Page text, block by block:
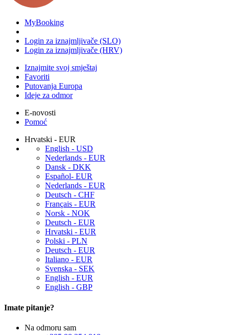
MyBooking
Login za iznajmljivače (SLO)
Login za iznajmljivače (HRV)
Iznajmite svoj smještaj
Favoriti
Putovanja Europa
Ideje za odmor
E-novosti
Pomoć
Hrvatski - EUR
English - USD
Nederlands - EUR
Dansk - DKK
Español- EUR
Nederlands - EUR
Deutsch - CHF
Français - EUR
Norsk - NOK
Deutsch - EUR
Hrvatski - EUR
Polski - PLN
Deutsch - EUR
Italiano - EUR
Svenska - SEK
English - EUR
English - GBP
Imate pitanje?
Na odmoru sam